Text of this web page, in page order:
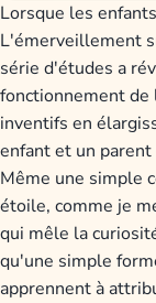
Lorsque les
L'émerveillement
série d'études a
fonctionnement de
inventifs en
enfant et un
Même une simple
étoile, comme je
qui mêle la
qu'une simple
apprennent à